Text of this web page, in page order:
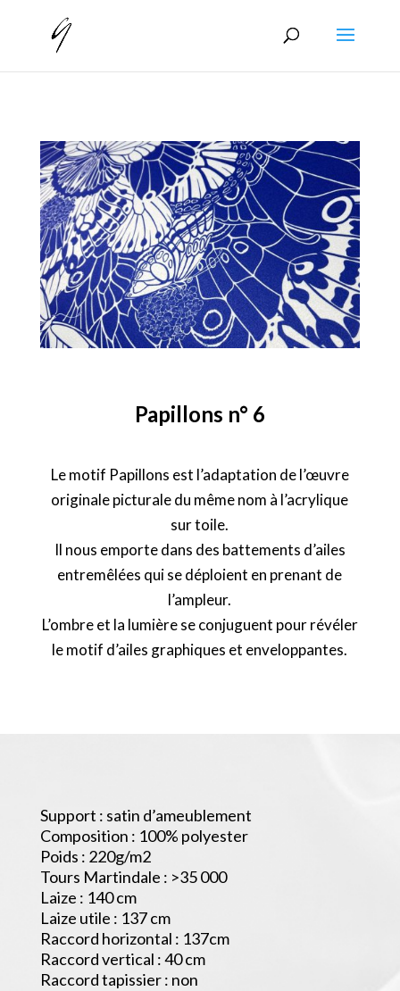
Papillons n° 6
Le motif Papillons est l’adaptation de l’œuvre
originale picturale du même nom à l’acrylique
sur toile.
Il nous emporte dans des battements d’ailes
entremêlées qui se déploient en prenant de
l’ampleur.
L’ombre et la lumière se conjuguent pour révéler
le motif d’ailes graphiques et enveloppantes.
Support : satin d’ameublement
Composition : 100% polyester
Poids : 220g/m2
Tours Martindale : >35 000
Laize : 140 cm
Laize utile : 137 cm
Raccord horizontal : 137cm
Raccord vertical : 40 cm
Raccord tapissier : non